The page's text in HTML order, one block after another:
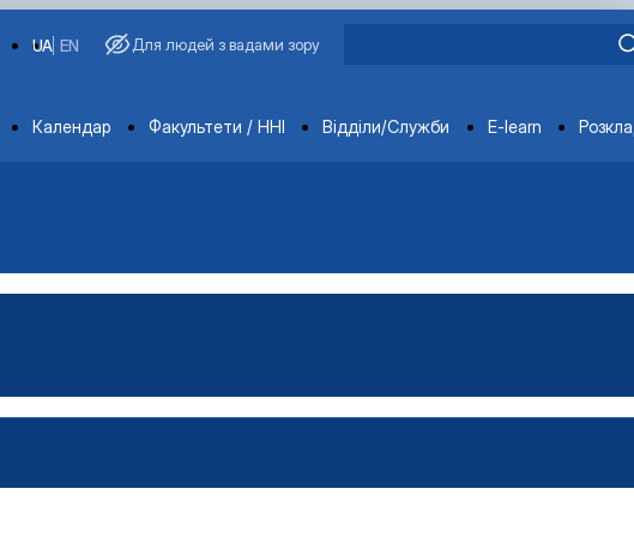
EN
UA Для людей з вадами зору
Departments
Календар Факультети / ННІ Відділи/Служби E-learn